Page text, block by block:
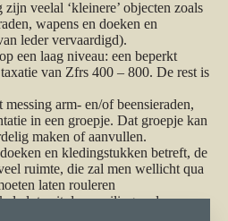
veelal ‘kleinere’ objecten zoals
wapens en doeken en
leder vervaardigd).
een laag niveau: een beperkt
van Zfrs 400 – 800. De rest is
arm- en/of beensieraden,
in een groepje. Dat groepje kan
maken of aanvullen.
en kledingstukken betreft, de
ruimte, die zal men wellicht qua
laten rouleren
lots uit deze veiling nader